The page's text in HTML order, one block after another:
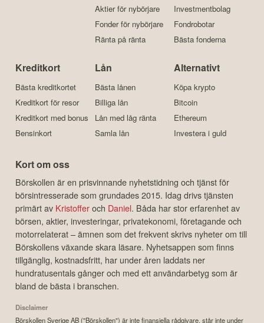
Aktier för nybörjare
Fonder för nybörjare
Ränta på ränta
Investmentbolag
Fondrobotar
Bästa fonderna
Kreditkort
Bästa kreditkortet
Kreditkort för resor
Kreditkort med bonus
Bensinkort
Lån
Bästa lånen
Billiga lån
Lån med låg ränta
Samla lån
Alternativt
Köpa krypto
Bitcoin
Ethereum
Investera i guld
Kort om oss
Börskollen är en prisvinnande nyhetstidning och tjänst för
börsintresserade som grundades 2015. Idag drivs tjänsten
primärt av Kristofferoch Daniel. Båda har stor erfarenhet av
börsen, aktier, investeringar, privatekonomi, företagande och
motorrelaterat – ämnen som det frekvent skrivs nyheter om till
Börskollens växande skara läsare. Nyhetsappen som finns
tillgänglig, kostnadsfritt, har under åren laddats ner
hundratusentals gånger och med ett användarbetyg som är
bland de bästa i branschen.
Disclaimer
Börskollen Sverige AB ("Börskollen") är inte finansiella rådgivare, står inte under